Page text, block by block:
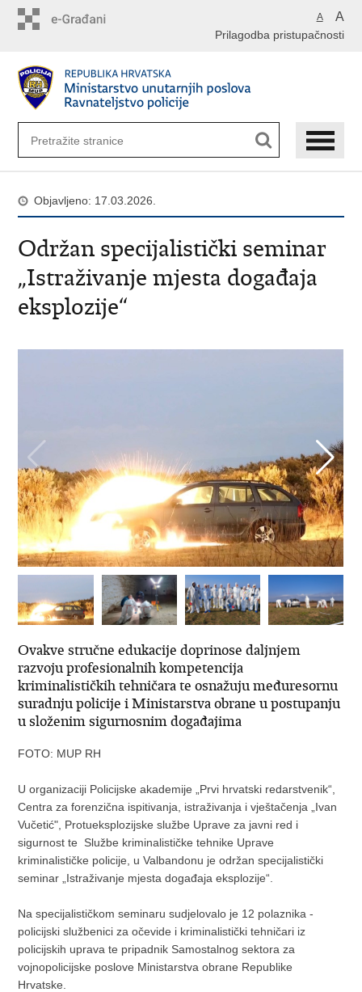
A A
Prilagodba pristupačnosti
Objavljeno: 17.03.2026.
Održan specijalistički seminar
„Istraživanje mjesta događaja
eksplozije“
Ovakve stručne edukacije doprinose daljnjem
razvoju profesionalnih kompetencija
kriminalističkih tehničara te osnažuju međuresornu
suradnju policije i Ministarstva obrane u postupanju
u složenim sigurnosnim događajima
FOTO: MUP RH
U organizaciji Policijske akademije „Prvi hrvatski redarstvenik“,
Centra za forenzična ispitivanja, istraživanja i vještačenja „Ivan
Vučetić", Protueksplozijske službe Uprave za javni red i
sigurnost te Službe kriminalističke tehnike Uprave
kriminalističke policije, u Valbandonu je održan specijalistički
seminar „Istraživanje mjesta događaja eksplozije“.
Na specijalističkom seminaru sudjelovalo je 12 polaznika -
policijski službenici za očevide i kriminalistički tehničari iz
policijskih uprava te pripadnik Samostalnog sektora za
vojnopolicijske poslove Ministarstva obrane Republike
Hrvatske.